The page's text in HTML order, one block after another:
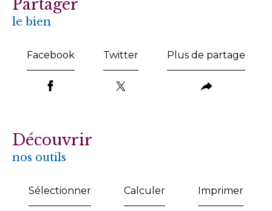
partager
le bien
Facebook Twitter Plus de partage
découvrir
nos outils
Sélectionner Calculer Imprimer